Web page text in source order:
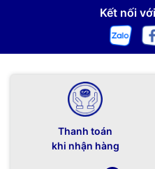
Kết nối
Thanh toán
khi nhận hàng